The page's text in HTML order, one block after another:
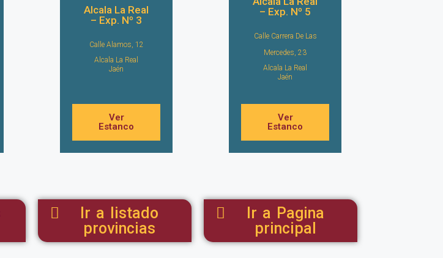
Alcala La Real
– Exp. Nº 3
Calle Alamos, 12
Alcala La Real
Jaén
Ver
Estanco
– Exp. Nº 5
Calle Carrera De Las
Mercedes, 23
Alcala La Real
Jaén
Ver
Estanco
Ir a listado
provincias
Ir a Pagina
principal